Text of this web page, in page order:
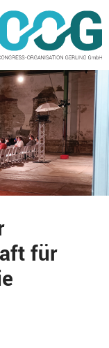
für